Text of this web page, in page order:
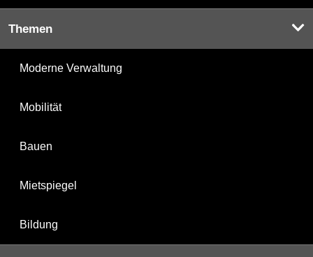
Themen
Moderne Verwaltung
Mobilität
Bauen
Mietspiegel
Bildung